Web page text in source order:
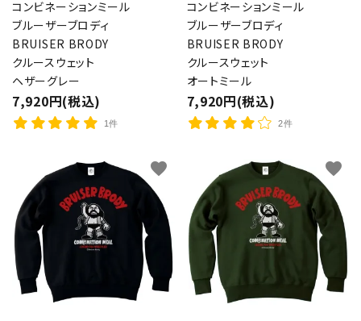
コンビネーションミール
ブルーザーブロディ
BRUISER BRODY
クルースウェット
ヘザーグレー
7,920円(税込)
1件
コンビネーションミール
ブルーザーブロディ
BRUISER BRODY
クルースウェット
オートミール
7,920円(税込)
2件
favorite favorite